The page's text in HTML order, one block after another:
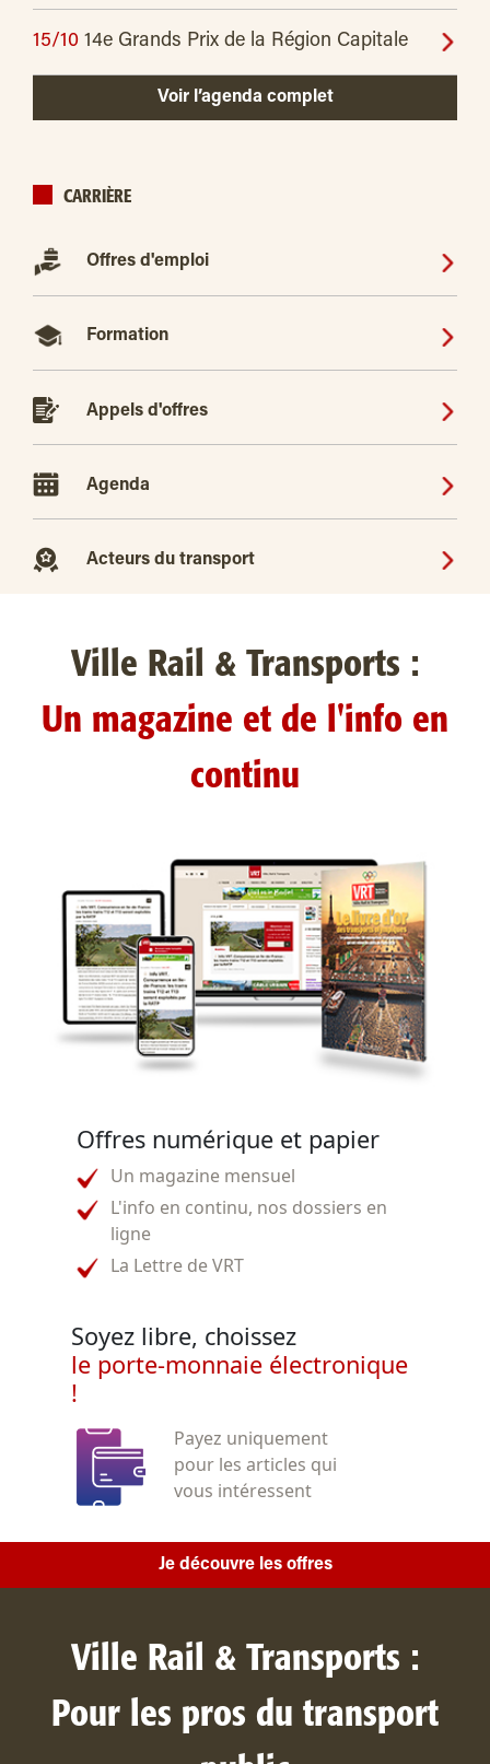
15/10 14e Grands Prix de la Région Capitale
Voir l’agenda complet
CARRIÈRE
Offres d'emploi
Formation
Appels d'offres
Agenda
Acteurs du transport
Ville Rail & Transports :
Un magazine et de l'info en
continu
Offres numérique et papier
Un magazine mensuel
L'info en continu, nos dossiers en
ligne
La Lettre de VRT
Soyez libre, choissez
le porte-monnaie électronique
!
Payez uniquement
pour les articles qui
vous intéressent
Je découvre les offres
Ville Rail & Transports :
Pour les pros du transport